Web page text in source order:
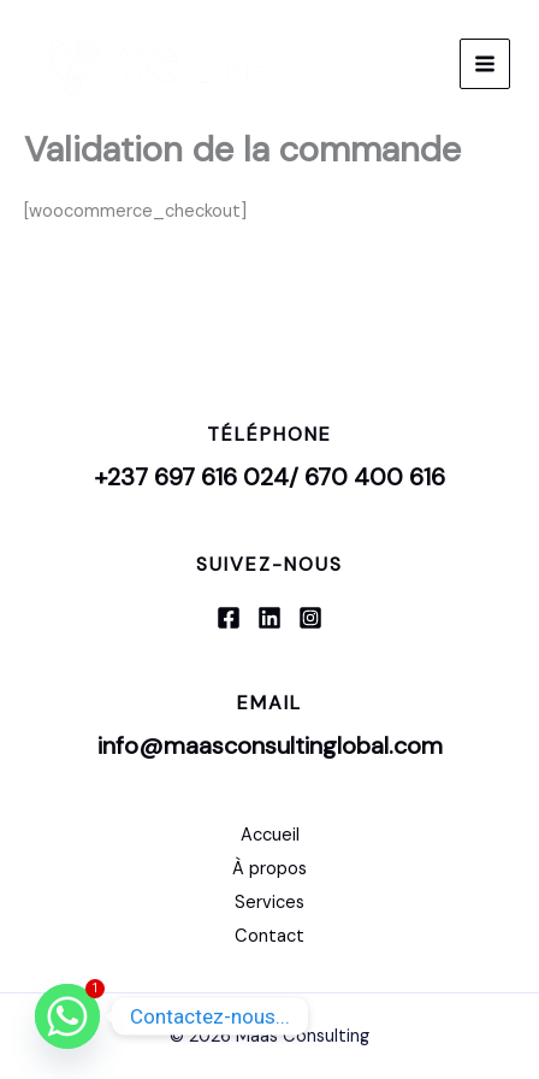
Validation de la commande
[woocommerce_checkout]
TÉLÉPHONE
+237 697 616 024/ 670 400 616
SUIVEZ-NOUS
EMAIL
info@maasconsultinglobal.com
Accueil
À propos
Services
Contact
© 2026 Maas Consulting
1
Contactez-nous...